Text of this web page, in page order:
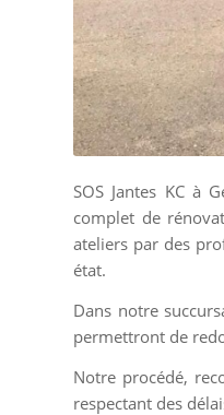
SOS Jantes KC à
complet de
ateliers par des
état.
Dans notre
permettront de
Notre procédé,
respectant des